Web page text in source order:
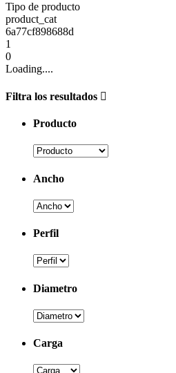
Tipo de producto
product_cat
6a77cf898688d
1
0
Loading....
Filtra los resultados
Producto
Ancho
Perfil
Diametro
Carga